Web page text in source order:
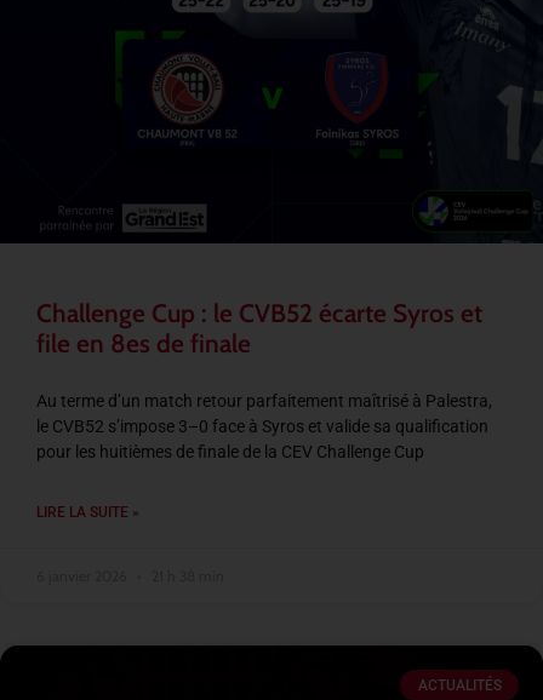
Challenge Cup : le CVB52 écarte Syros et
file en 8es de finale
Au terme d’un match retour parfaitement maîtrisé à Palestra,
le CVB52 s’impose 3–0 face à Syros et valide sa qualification
pour les huitièmes de finale de la CEV Challenge Cup
LIRE LA SUITE »
ACTUALITÉS